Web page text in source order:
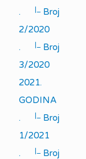
.
|_ Broj
2/2020
.
|_ Broj
3/2020
2021.
GODINA
.
|_ Broj
1/2021
.
|_ Broj